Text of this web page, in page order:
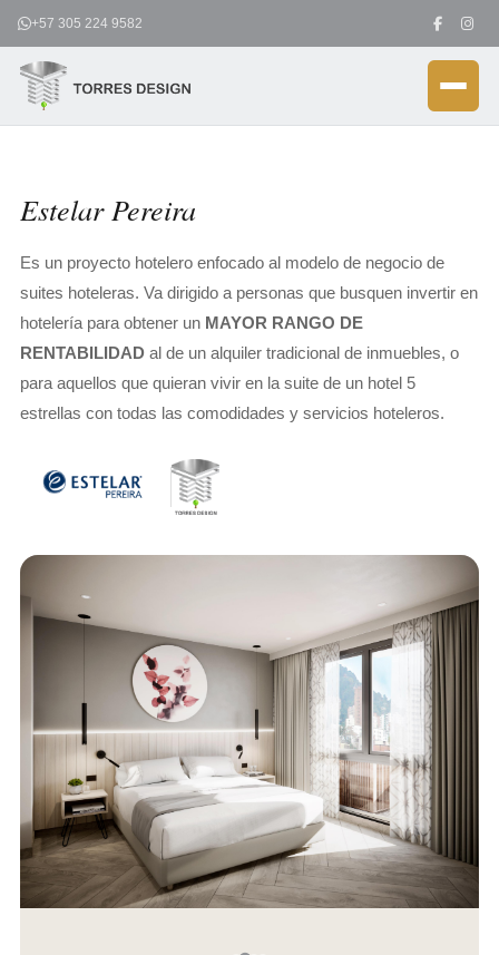
contenido
+57 305 224 9582
Estelar Pereira
Es un proyecto hotelero enfocado al modelo de negocio de
suites hoteleras. Va dirigido a personas que busquen invertir en
hotelería para obtener un MAYOR RANGO DE
RENTABILIDAD al de un alquiler tradicional de inmuebles, o
para aquellos que quieran vivir en la suite de un hotel 5
estrellas con todas las comodidades y servicios hoteleros.